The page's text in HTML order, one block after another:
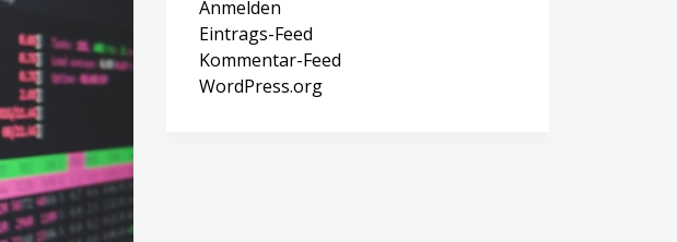
Anmelden
Eintrags-Feed
Kommentar-Feed
WordPress.org